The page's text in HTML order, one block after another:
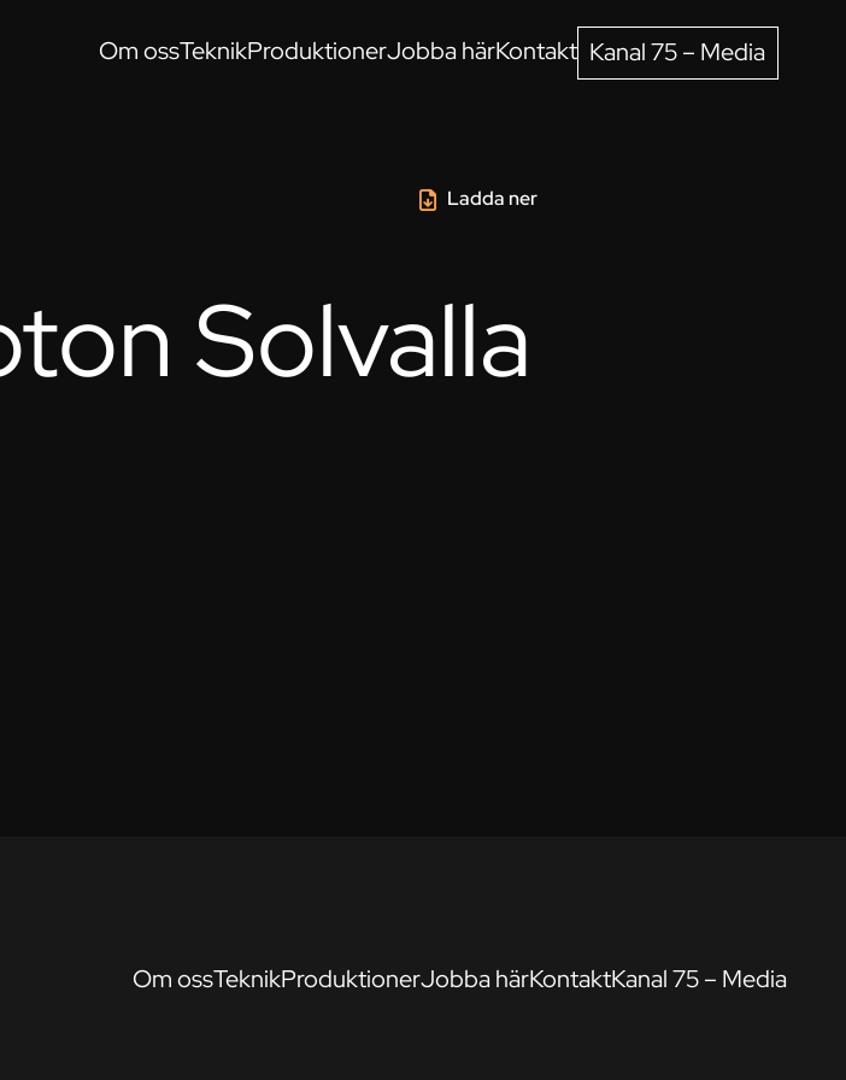
Om ossTeknikProduktionerJobba härKontakt Kanal 75 – Media
Ladda ner
Solvalla
Om ossTeknikProduktionerJobba härKontaktKanal 75 – Media